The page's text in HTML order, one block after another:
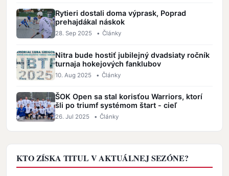
Rytieri dostali doma výprask, Poprad
prehajdákal náskok
28. Sep 2025 • Články
Nitra bude hostiť jubilejný dvadsiaty ročník
turnaja hokejových fanklubov
10. Aug 2025 • Články
ŠOK Open sa stal korisťou Warriors, ktorí
šli po triumf systémom štart - cieľ
26. Jul 2025 • Články
KTO ZÍSKA TITUL V AKTUÁLNEJ SEZÓNE?